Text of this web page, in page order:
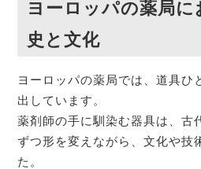
ヨーロッパの薬局
史と文化
ヨーロッパの薬局では、道具ひ
出しています。
薬剤師の手に馴染む器具は、古
ずつ形を変えながら、文化や技
た。